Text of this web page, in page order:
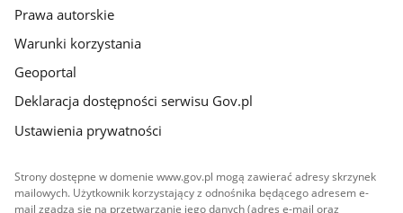
Prawa autorskie
Warunki korzystania
Geoportal
Deklaracja dostępności serwisu Gov.pl
Ustawienia prywatności
Strony dostępne w domenie www.gov.pl mogą zawierać adresy skrzynek
mailowych. Użytkownik korzystający z odnośnika będącego adresem e-
mail zgadza się na przetwarzanie jego danych (adres e-mail oraz